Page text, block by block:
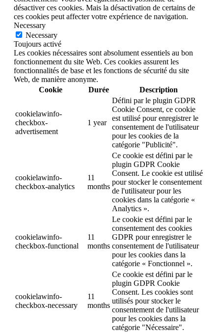
désactiver ces cookies. Mais la désactivation de certains de
ces cookies peut affecter votre expérience de navigation.
Necessary
Necessary
Toujours activé
Les cookies nécessaires sont absolument essentiels au bon
fonctionnement du site Web. Ces cookies assurent les
fonctionnalités de base et les fonctions de sécurité du site
Web, de manière anonyme.
Cookie
Durée Description
cookielawinfo-
checkbox-
advertisement
1 year
Défini par le plugin GDPR
Cookie Consent, ce cookie
est utilisé pour enregistrer le
consentement de l'utilisateur
pour les cookies de la
catégorie "Publicité".
cookielawinfo-
checkbox-analytics
11
months
Ce cookie est défini par le
plugin GDPR Cookie
Consent. Le cookie est utilisé
pour stocker le consentement
de l'utilisateur pour les
cookies dans la catégorie «
Analytics ».
cookielawinfo-
checkbox-functional
11
months
Le cookie est défini par le
consentement des cookies
GDPR pour enregistrer le
consentement de l'utilisateur
pour les cookies dans la
catégorie « Fonctionnel ».
cookielawinfo-
checkbox-necessary
11
months
Ce cookie est défini par le
plugin GDPR Cookie
Consent. Les cookies sont
utilisés pour stocker le
consentement de l'utilisateur
pour les cookies dans la
catégorie "Nécessaire".